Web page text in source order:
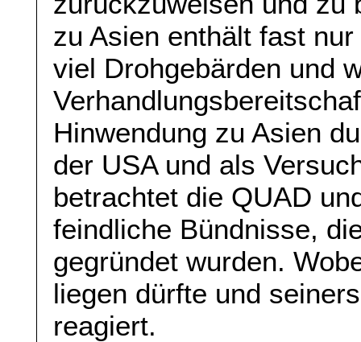
zu Asien enthält fast
viel Drohgebärden und
Hinwendung zu Asien
der USA und als
betrachtet die QUAD
feindliche Bündnisse,
gegründet wurden.
liegen dürfte und
reagiert.